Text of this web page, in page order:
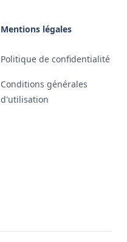
Mentions légales
Politique de confidentialité
Conditions générales
d'utilisation